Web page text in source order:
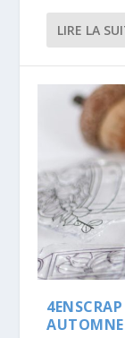
LIRE LA